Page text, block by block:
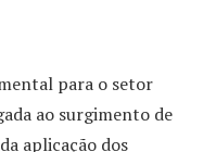
para o setor
ao surgimento de
aplicação dos